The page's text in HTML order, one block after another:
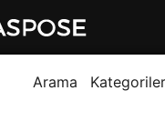
Arama Kategoriler